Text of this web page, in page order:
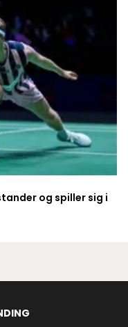
og spiller sig i